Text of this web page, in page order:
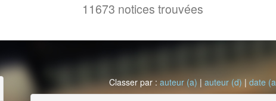
11673 notices trouvées
Classer par :auteur (a) |auteur (d) |date